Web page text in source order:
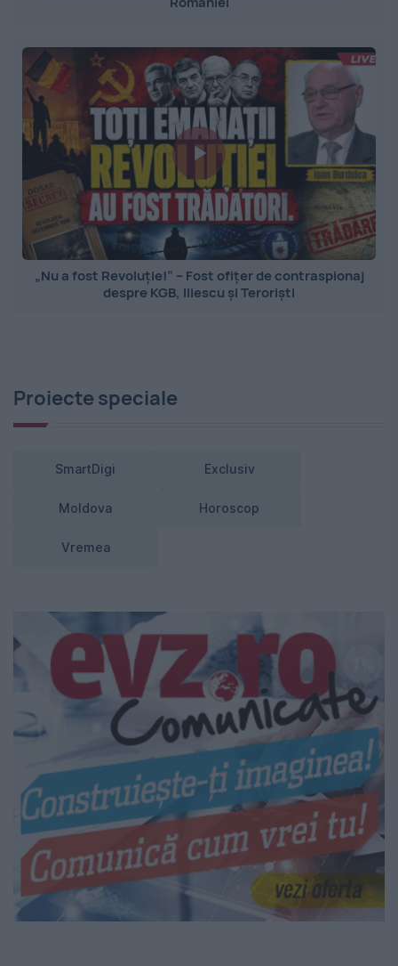
„Nu a fost Revoluție!” – Fost ofițer de contraspionaj
despre KGB, Iliescu și Teroriști
Proiecte speciale
SmartDigi Exclusiv
Moldova Horoscop
Vremea